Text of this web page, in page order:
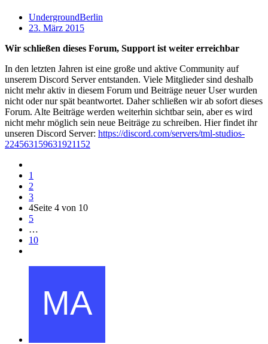
UndergroundBerlin
23. März 2015
Wir schließen dieses Forum, Support ist weiter erreichbar
In den letzten Jahren ist eine große und aktive Community auf
unserem Discord Server entstanden. Viele Mitglieder sind deshalb
nicht mehr aktiv in diesem Forum und Beiträge neuer User wurden
nicht oder nur spät beantwortet. Daher schließen wir ab sofort dieses
Forum. Alte Beiträge werden weiterhin sichtbar sein, aber es wird
nicht mehr möglich sein neue Beiträge zu schreiben. Hier findet ihr
unseren Discord Server: https://discord.com/servers/tml-studios-
224563159631921152
1
2
3
4Seite 4 von 10
5
…
10